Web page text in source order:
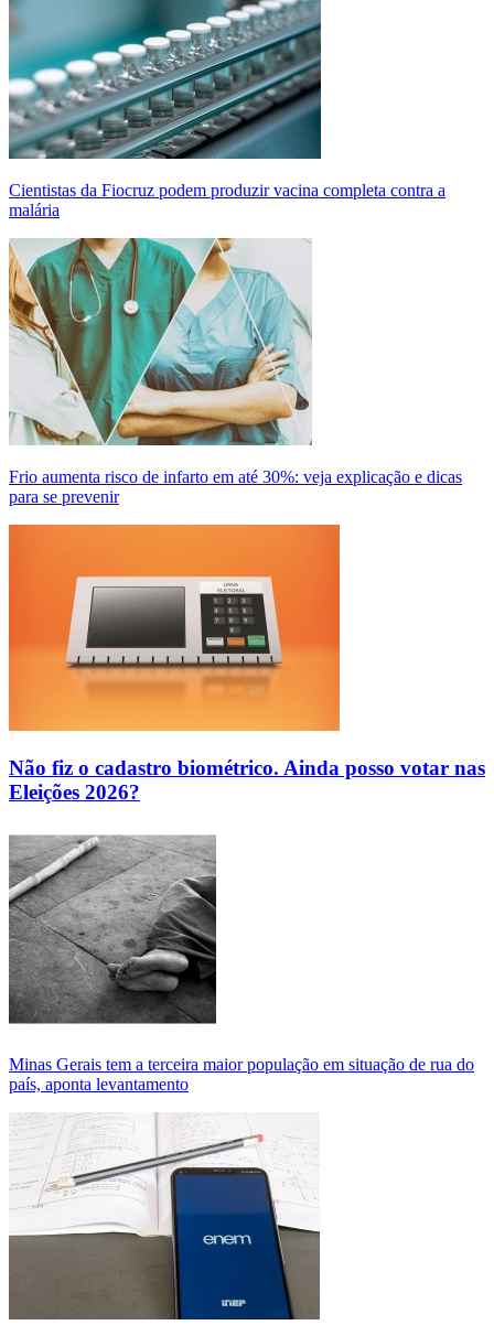
Cientistas da Fiocruz podem produzir vacina completa contra a
malária
Frio aumenta risco de infarto em até 30%: veja explicação e dicas
para se prevenir
Não fiz o cadastro biométrico. Ainda posso votar nas
Eleições 2026?
Minas Gerais tem a terceira maior população em situação de rua do
país, aponta levantamento